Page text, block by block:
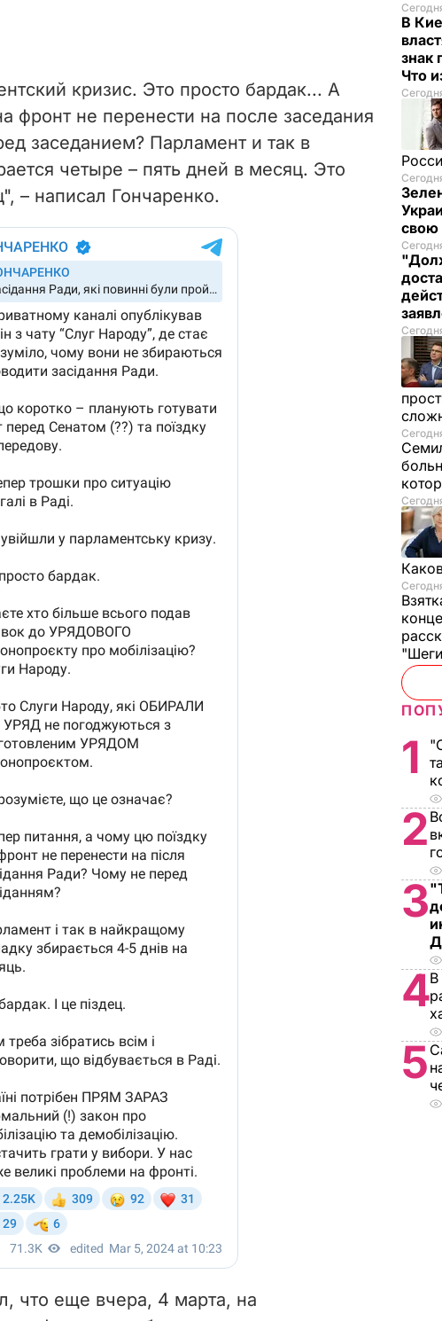
кризис. Это просто бардак... А
фронт не перенести на после заседания
заседанием? Парламент и так в
четыре – пять дней в месяц. Это
– написал Гончаренко.
что еще вчера, 4 марта, на
В
знак
Что
свою
1
2
3
4В
5